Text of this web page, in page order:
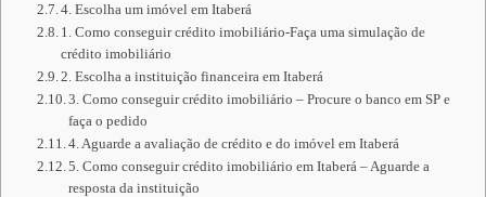
4. Escolha um imóvel em Itaberá
1. Como conseguir crédito imobiliário-Faça uma simulação de
crédito imobiliário
2. Escolha a instituição financeira em Itaberá
3. Como conseguir crédito imobiliário – Procure o banco em SP e
faça o pedido
4. Aguarde a avaliação de crédito e do imóvel em Itaberá
5. Como conseguir crédito imobiliário em Itaberá – Aguarde a
resposta da instituição